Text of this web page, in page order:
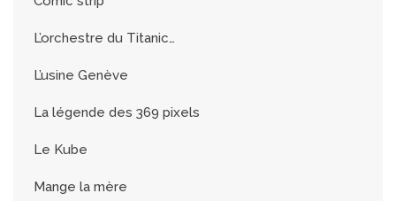
L’orchestre du Titanic…
L’usine Genève
La légende des 369 pixels
Le Kube
Mange la mère